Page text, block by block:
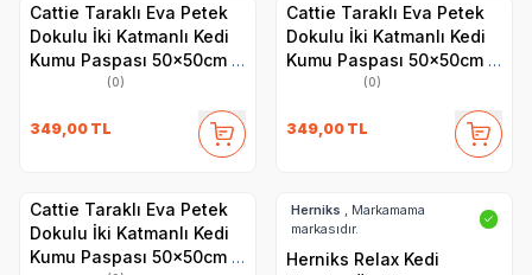
Cattie Taraklı Eva Petek
Dokulu İki Katmanlı Kedi
Kumu Paspası 50x50cm -
(0)
349,00 TL
Cattie Taraklı Eva Petek
Dokulu İki Katmanlı Kedi
Kumu Paspası 50x50cm -
(0)
349,00 TL
Cattie Taraklı Eva Petek
Dokulu İki Katmanlı Kedi
Kumu Paspası 50x50cm -
Herniks
, Markamama
markasıdır.
✓
Herniks Relax Kedi